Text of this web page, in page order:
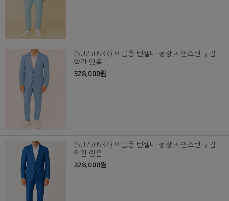
(SU250533) 여름용 텐셀마 정장,자연스런 구김
약간 있음
328,000원
(SU250534) 여름용 텐셀마 정장,자연스런 구김
약간 있음
328,000원